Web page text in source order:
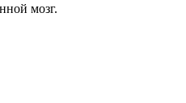
мозг.